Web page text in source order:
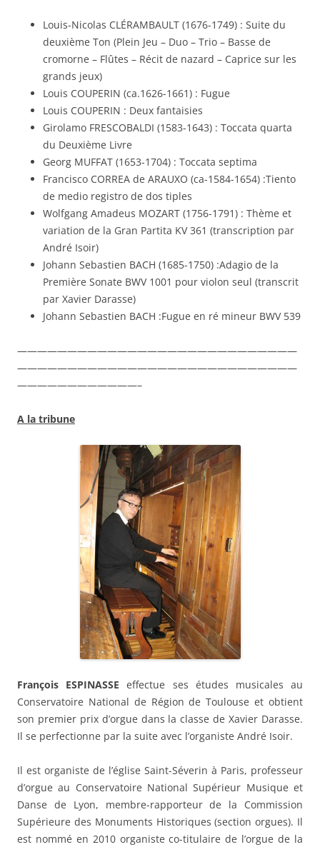
Louis-Nicolas CLÉRAMBAULT (1676-1749) : Suite du
deuxième Ton (Plein Jeu – Duo – Trio – Basse de
cromorne – Flûtes – Récit de nazard – Caprice sur les
grands jeux)
Louis COUPERIN (ca.1626-1661) : Fugue
Louis COUPERIN : Deux fantaisies
Girolamo FRESCOBALDI (1583-1643) : Toccata quarta
du Deuxième Livre
Georg MUFFAT (1653-1704) : Toccata septima
Francisco CORREA de ARAUXO (ca-1584-1654) :Tiento
de medio registro de dos tiples
Wolfgang Amadeus MOZART (1756-1791) : Thème et
variation de la Gran Partita KV 361 (transcription par
André Isoir)
Johann Sebastien BACH (1685-1750) :Adagio de la
Première Sonate BWV 1001 pour violon seul (transcrit
par Xavier Darasse)
Johann Sebastien BACH :Fugue en ré mineur BWV 539
————————————————————————————
————————————————————————————
————————————–
A la tribune
François ESPINASSEeffectue ses études musicales au
Conservatoire National de Région de Toulouse et obtient
son premier prix d’orgue dans la classe de Xavier Darasse.
Il se perfectionne par la suite avec l’organiste André Isoir.
Il est organiste de l’église Saint-Séverin à Paris, professeur
d’orgue au Conservatoire National Supérieur Musique et
Danse de Lyon, membre-rapporteur de la Commission
Supérieure des Monuments Historiques (section orgues). Il
est nommé en 2010 organiste co-titulaire de l’orgue de la